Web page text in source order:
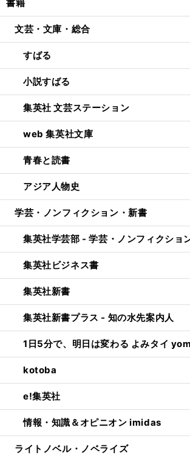
書籍
文芸・文庫・総合
すばる
小説すばる
集英社 文芸ステーション
web 集英社文庫
青春と読書
アジア人物史
学芸・ノンフィクション・新書
集英社学芸部 - 学芸・ノンフィクショ
集英社ビジネス書
集英社新書
集英社新書プラス - 知の水先案内人
1日5分で、明日は変わる よみタイ
kotoba
e!集英社
情報・知識＆オピニオン imidas
ライトノベル・ノベライズ